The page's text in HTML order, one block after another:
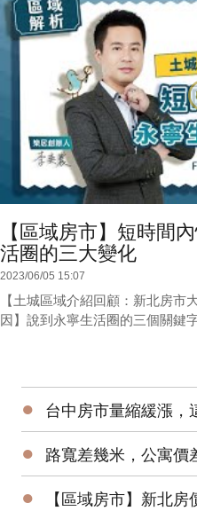
【區域房市】短時間
活圈的三大變化
2023/06/05 15:07
【土城區域介紹回顧：新北房市
因】說到永寧生活圈的三個關鍵
● 台中房市量縮緩漲，這幾區適合進場！台中海線 | 水湳 |
● 路寬差幾米，公寓價
● 【區域房市】新北房價漲幅最高–